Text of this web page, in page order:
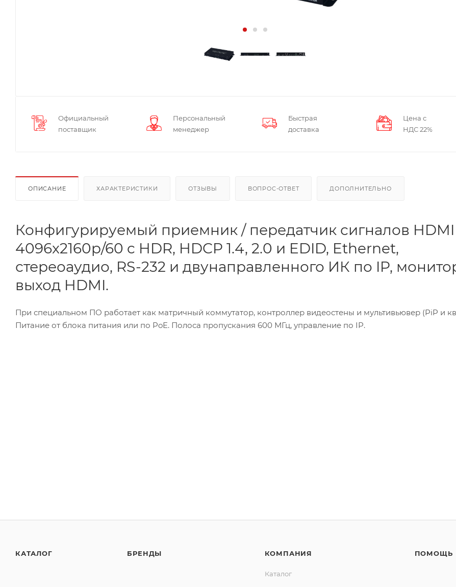
Официальный
поставщик
Персональный
менеджер
Быстрая
доставка
Цена с
НДС 22%
ОПИСАНИЕ ХАРАКТЕРИСТИКИ ОТЗЫВЫ ВОПРОС-ОТВЕТ ДОПОЛНИТЕЛЬНО
Конфигурируемый приемник / передатчик сигналов HDMI
4096x2160p/60 c HDR, HDCP 1.4, 2.0 и EDID, Ethernet,
стереоаудио, RS-232 и двунаправленного ИК по IP,
выход HDMI.
При специальном ПО работает как матричный коммутатор, контроллер видеостены и мультивьювер (PiP и
Питание от блока питания или по PoE. Полоса пропускания 600 МГц, управление по IP.
КАТАЛОГ БРЕНДЫ КОМПАНИЯ
Каталог
ПОМОЩЬ